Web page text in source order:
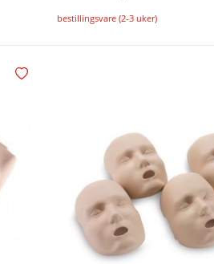
Legg i handlekurvbestillingsvare (2-3 uker)
Legg i ønskelisten